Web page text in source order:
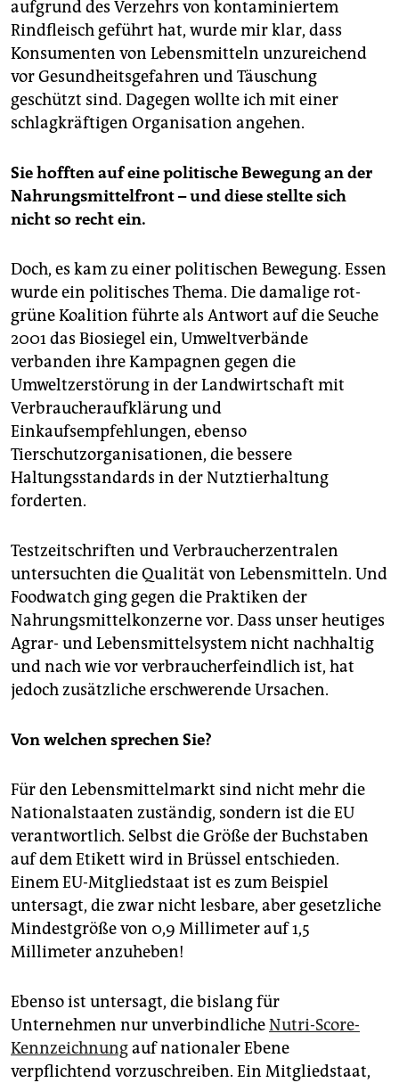
aufgrund des Verzehrs von kontaminiertem
Rindfleisch geführt hat, wurde mir klar, dass
Konsumenten von Lebensmitteln unzureichend
vor Gesundheitsgefahren und Täuschung
geschützt sind. Dagegen wollte ich mit einer
schlagkräftigen Organisation angehen.
Sie hofften auf eine politische Bewegung an der
Nahrungsmittelfront – und diese stellte sich
nicht so recht ein.
Doch, es kam zu einer politischen Bewegung. Essen
wurde ein politisches Thema. Die damalige rot-
grüne Koalition führte als Antwort auf die Seuche
2001 das Biosiegel ein, Umweltverbände
verbanden ihre Kampagnen gegen die
Umweltzerstörung in der Landwirtschaft mit
Verbraucheraufklärung und
Einkaufsempfehlungen, ebenso
Tierschutzorganisationen, die bessere
Haltungsstandards in der Nutztierhaltung
forderten.
Testzeitschriften und Verbraucherzentralen
untersuchten die Qualität von Lebensmitteln. Und
Foodwatch ging gegen die Praktiken der
Nahrungsmittelkonzerne vor. Dass unser heutiges
Agrar- und Lebensmittelsystem nicht nachhaltig
und nach wie vor verbraucherfeindlich ist, hat
jedoch zusätzliche erschwerende Ursachen.
Von welchen sprechen Sie?
Für den Lebensmittelmarkt sind nicht mehr die
Nationalstaaten zuständig, sondern ist die EU
verantwortlich. Selbst die Größe der Buchstaben
auf dem Etikett wird in Brüssel entschieden.
Einem EU-Mitgliedstaat ist es zum Beispiel
untersagt, die zwar nicht lesbare, aber gesetzliche
Mindestgröße von 0,9 Millimeter auf 1,5
Millimeter anzuheben!
Ebenso ist untersagt, die bislang für
Unternehmen nur unverbindlicheNutri-Score-
Kennzeichnungauf nationaler Ebene
verpflichtend vorzuschreiben. Ein Mitgliedstaat,